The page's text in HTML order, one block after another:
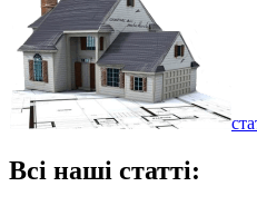
Всі наші статті: